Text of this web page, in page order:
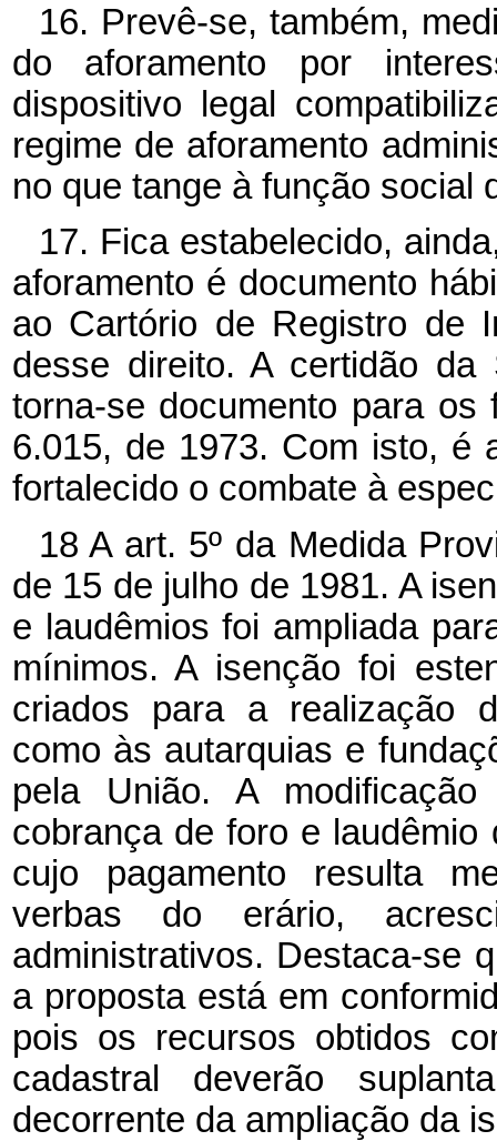
16. Prevê-se, também,
do aforamento por
dispositivo legal
regime de aforamento
no que tange à função social
17. Fica estabelecido,
aforamento é documento
ao Cartório de Registro de
desse direito. A certidão da
torna-se documento para
6.015, de 1973. Com isto, é
fortalecido o combate à
18 A art. 5º da Medida
de 15 de julho de 1981. A
e laudêmios foi ampliada
mínimos. A isenção foi
criados para a realização
como às autarquias e
pela União. A
cobrança de foro e
cujo pagamento resulta
verbas do erário,
administrativos. Destaca-se
a proposta está em
pois os recursos obtidos
cadastral deverão
decorrente da ampliação da